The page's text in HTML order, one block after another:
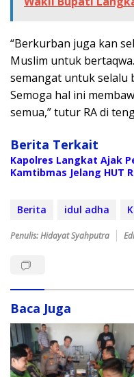
“Berkurban juga kan
Muslim untuk
semangat untuk selalu
Semoga hal ini
semua,” tutur RA di
Berita Terkait
Kapolres Langkat Ajak
Kamtibmas Jelang HUT
Berita idul adha
Penulis: Hidayat Syahputra
Baca Juga